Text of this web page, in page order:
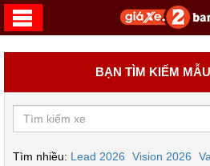
BẠN TÌM KIẾM
Tìm nhiều: Lead 2026 Vision 2026